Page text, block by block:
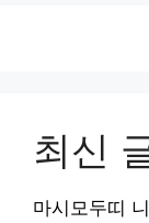
최신
마시모두띠